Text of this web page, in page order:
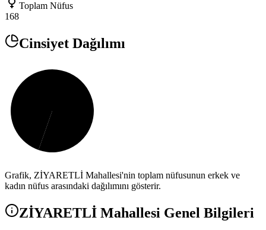
Toplam Nüfus
168
Cinsiyet Dağılımı
Grafik, ZİYARETLİ Mahallesi'nin toplam nüfusunun erkek ve
kadın nüfus arasındaki dağılımını gösterir.
ZİYARETLİ Mahallesi Genel Bilgileri